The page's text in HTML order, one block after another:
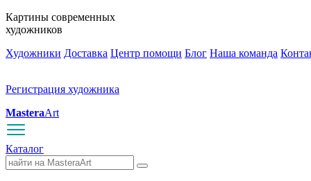
Картины современных
художников
Художники Доставка Центр помощи Блог Наша команда
Регистрация художника
MasteraArt
Каталог